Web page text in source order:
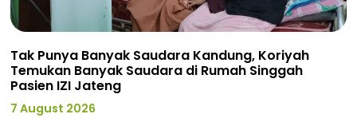
Tak Punya Banyak Saudara Kandung, Koriyah
Temukan Banyak Saudara di Rumah Singgah
Pasien IZI Jateng
7 August 2026